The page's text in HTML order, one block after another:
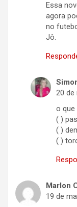
Essa
agora
no
Jô.
20 de
o
( )
( )
( )
Marlon
19 de